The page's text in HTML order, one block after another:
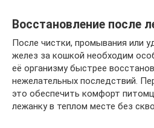
Восстановление после
После чистки, промывания или
желез за кошкой необходим
её организму быстрее
нежелательных последствий.
это обеспечить комфорт
лежанку в теплом месте без